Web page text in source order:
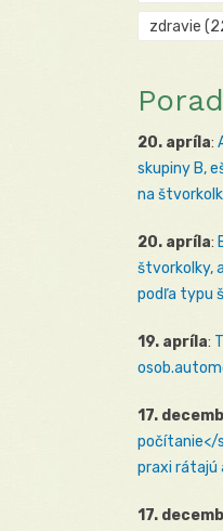
zdravie
20. apríla:
skupiny B,
na
20. apríla:
štvorkolky,
podľa typu
19. apríla:
17.
počítanie</
praxi rátajú
17.